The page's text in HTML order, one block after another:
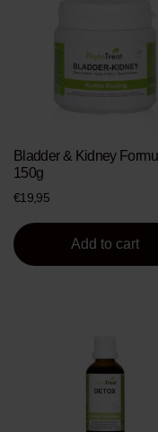
Bladder & Kidney
150g
€19,95
Add to cart